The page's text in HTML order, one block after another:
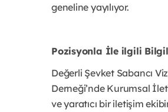
geneline yayılıyor.
Pozisyonla İle ilgili
Değerli Şevket Sabancı
Derneği’nde Kurumsal
ve yaratıcı bir iletişim